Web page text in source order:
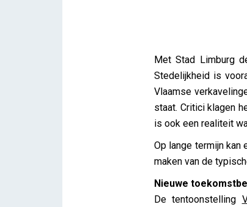
Verkavelingsverhalen
iris
Met Stad Limburg
Stedelijkheid is
Vlaamse
staat. Critici klagen
is ook een realiteit
Op lange termijn kan
maken van de
Nieuwe
De tentoonstelling